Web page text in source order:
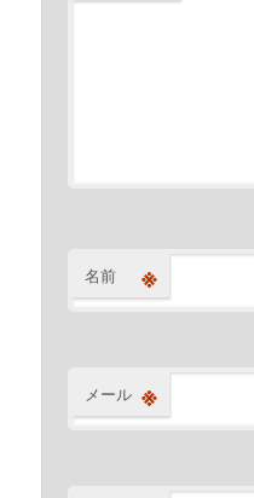
名前 ※
メール ※